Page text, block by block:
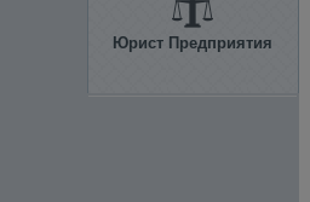
Юрист Предприятия